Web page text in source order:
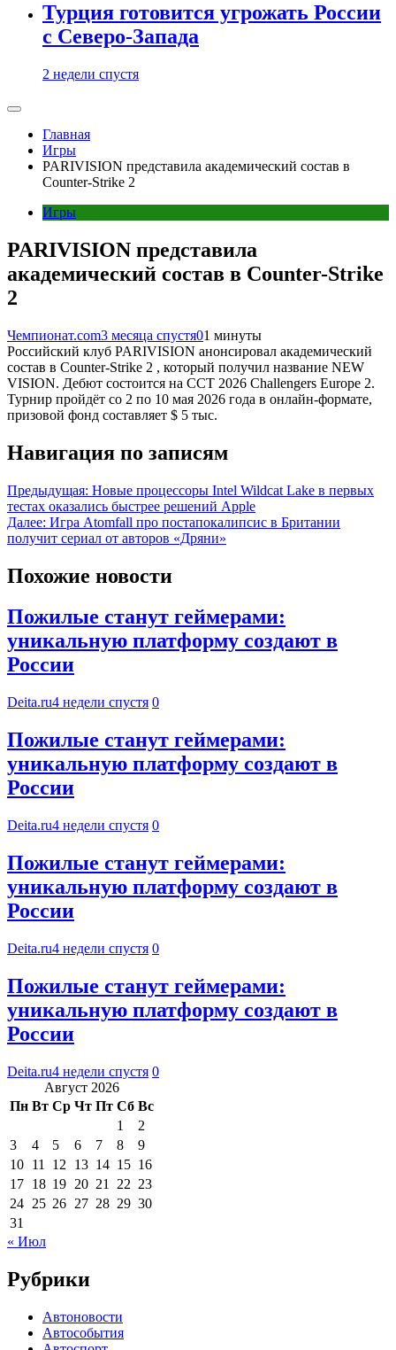
Турция готовится угрожать России
с Северо-Запада
2 недели спустя
Главная
Игры
PARIVISION представила академический состав в
Counter-Strike 2
Игры
PARIVISION представила
академический состав в Counter-Strike
2
Чемпионат.com3 месяца спустя01 минуты
Российский клуб PARIVISION анонсировал академический
состав в Counter-Strike 2 , который получил название NEW
VISION. Дебют состоится на CCT 2026 Challengers Europe 2.
Турнир пройдёт со 2 по 10 мая 2026 года в онлайн-формате,
призовой фонд составляет $ 5 тыс.
Навигация по записям
Предыдущая: Новые процессоры Intel Wildcat Lake в первых
тестах оказались быстрее решений Apple
Далее: Игра Atomfall про постапокалипсис в Британии
получит сериал от авторов «Дряни»
Похожие новости
Пожилые станут геймерами:
уникальную платформу создают в
России
Deita.ru4 недели спустя 0
Пожилые станут геймерами:
уникальную платформу создают в
России
Deita.ru4 недели спустя 0
Пожилые станут геймерами:
уникальную платформу создают в
России
Deita.ru4 недели спустя 0
Пожилые станут геймерами:
уникальную платформу создают в
России
Deita.ru4 недели спустя 0
Август 2026
Пн Вт Ср Чт Пт Сб Вс
1
2
3
4 5 6 7 8
9
10 11 12 13 14 15 16
17 18 19 20 21 22 23
24 25 26 27 28 29 30
31
« Июл
Рубрики
Автоновости
Автособытия